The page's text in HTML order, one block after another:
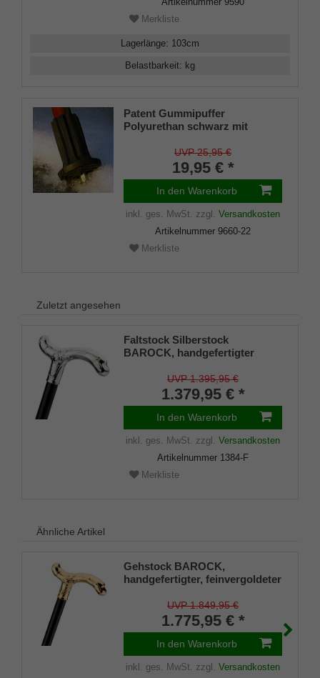
Merkliste
Lagerlänge: 103cm
Belastbarkeit: kg
Patent Gummipuffer
Polyurethan schwarz mit
Gehstöcke aus Holz und Metall,
flexibler Schaft für
Durchmesser von ca. 17-22 mm
UVP 25,95 €
19,95 € *
In den Warenkorb
inkl. ges. MwSt. zzgl. Versandkosten
Artikelnummer 9660-22
Merkliste
Zuletzt angesehen
Faltstock Silberstock
BAROCK, handgefertigter
Sterlingsilber, fein ziseliert,
Stock aus edlem Ebenholz,
Manufakturarbeit
UVP 1.395,95 €
1.379,95 € *
In den Warenkorb
inkl. ges. MwSt. zzgl. Versandkosten
Artikelnummer 1384-F
Merkliste
Ähnliche Artikel
Gehstock BAROCK,
handgefertigter, feinvergoldeter
aus edlem Makassar-Ebenholz
98 cm, inkl. Gummipuffer.
UVP 1.849,95 €
1.775,95 € *
In den Warenkorb
inkl. ges. MwSt. zzgl. Versandkosten